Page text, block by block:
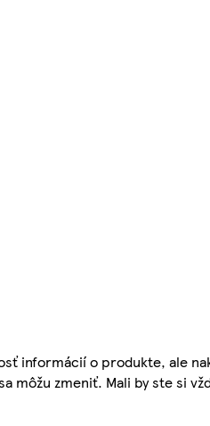
informácií o produkte, ale
môžu zmeniť. Mali by ste si